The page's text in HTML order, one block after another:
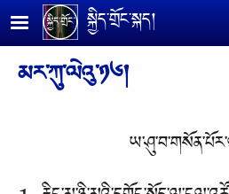
Skip to main content
སྐྱིད་གྲོང་སྐད།
མར་ཀུ་ལེའུ་༡༦།